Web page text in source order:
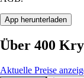
App herunterladen
Über 400
Aktuelle Preise